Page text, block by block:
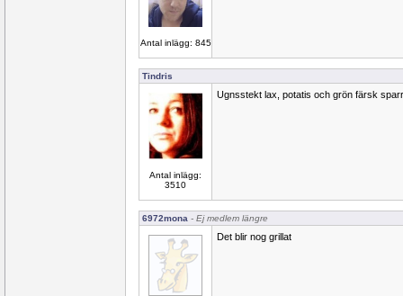
Antal inlägg: 845
Tindris
Antal inlägg:
3510
Ugnsstekt lax, potatis och grön färsk
6972mona - Ej medlem längre
Det blir nog grillat